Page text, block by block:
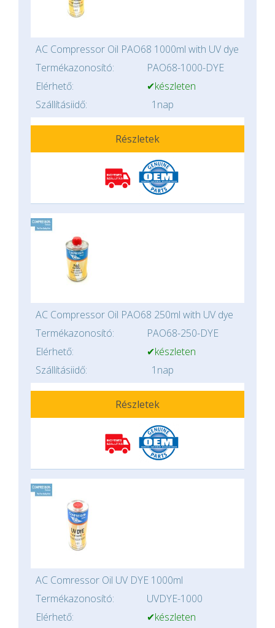
AC Compressor Oil PAO68 1000ml with UV dye
Termékazonosító:
PAO68-1000-DYE
Elérhető:
✔készleten
Szállításiidő:
1nap
Részletek
AC Compressor Oil PAO68 250ml with UV dye
Termékazonosító:
PAO68-250-DYE
Elérhető:
✔készleten
Szállításiidő:
1nap
Részletek
AC Comressor Oil UV DYE 1000ml
Termékazonosító:
UVDYE-1000
Elérhető:
✔készleten